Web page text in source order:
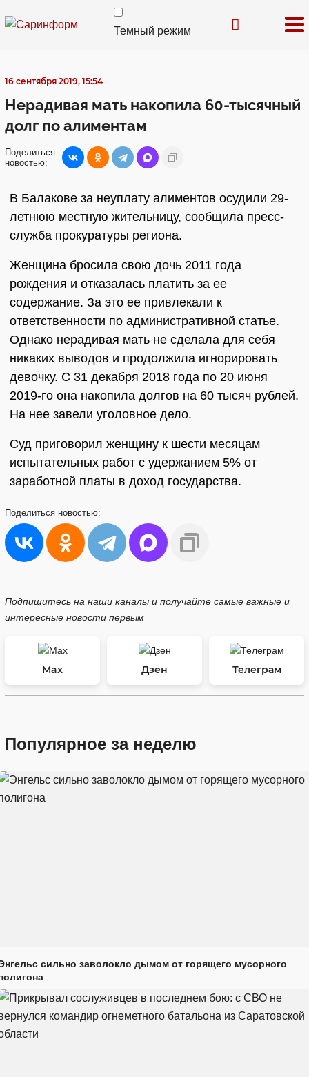
Темный режим
16 сентября 2019, 15:54
Нерадивая мать накопила 60-тысячный
долг по алиментам
Поделиться
новостью:
В Балакове за неуплату алиментов осудили 29-
летнюю местную жительницу, сообщила пресс-
служба прокуратуры региона.
Женщина бросила свою дочь 2011 года
рождения и отказалась платить за ее
содержание. За это ее привлекали к
ответственности по административной статье.
Однако нерадивая мать не сделала для себя
никаких выводов и продолжила игнорировать
девочку. С 31 декабря 2018 года по 20 июня
2019-го она накопила долгов на 60 тысяч рублей.
На нее завели уголовное дело.
Суд приговорил женщину к шести месяцам
испытательных работ с удержанием 5% от
заработной платы в доход государства.
Поделиться новостью:
Подпишитесь на наши каналы и получайте самые важные и
интересные новости первым
Max Дзен Телеграм
Популярное за неделю
сильно заволокло дымом от горящего мусорного